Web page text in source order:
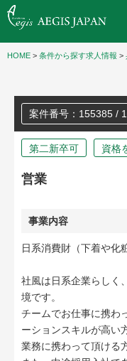
HOME > 条件から探す求人情報 >
案件番号：155385 /
第二新卒可 資格
営業
事業内容
日系消費財（下着や化
社風は日系企業らしく
境です。
チームでお仕事に携わ
ーションスキルが高い
業務に携わって頂ける